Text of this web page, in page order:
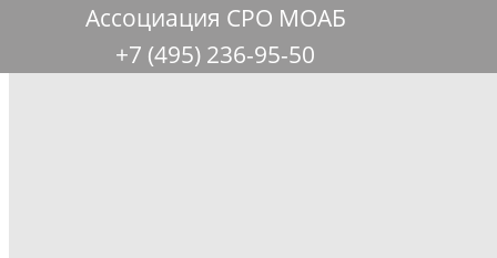
Ассоциация СРО МОАБ
+7 (495) 236-95-50